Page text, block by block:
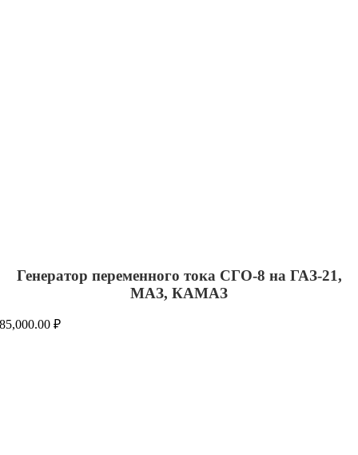
Генератор переменного тока СГО-8 на ГАЗ-21,
МАЗ, КАМАЗ
85,000.00₽